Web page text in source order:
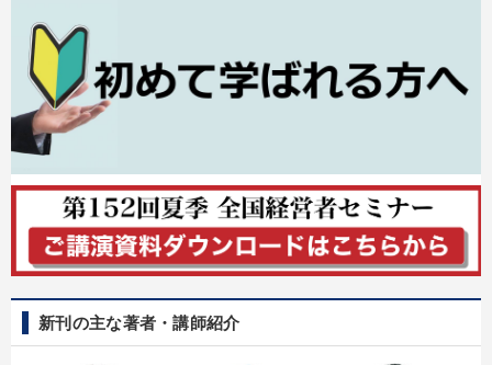
新刊の主な著者・講師紹介